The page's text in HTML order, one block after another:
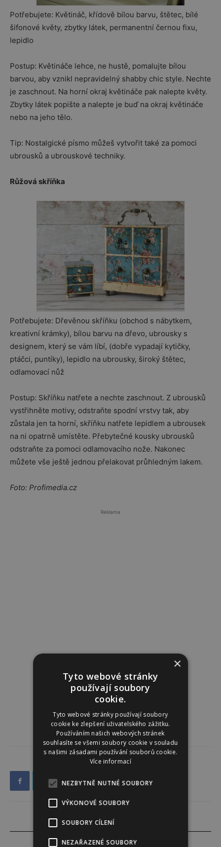
Potřebujete: Květináč, křídově bílou barvu, štětec, bílé
šifonové květy, zbytky látek, permanentní černou fixu,
lepidlo
Postup: Květináče lehce, ne hustě, pomalujte bílou
barvou, aby vznikl nepravidelný shabby chic style. Nechte
je zaschnout. Na horní okraj květináče pak nalepte květy.
Zbytky látek popište a nalepte je buď na okraj květináče
nebo na jeho tělo.
Tip: Nostalgické písmo můžeš vytvořit také za pomoci
ubrousků a ubrouskové techniky.
Růžová skříňka
Potřebujete: Dřevěnou skříňku (obchod s nábytkem,
kreativní krámky), bílou barvu na dřevo, ubrousky s
designem, který se vám líbí, (dobře vypadají kytičky,
ptáčci, puntíky), lepidlo na ubrousky, široký štětec,
odlamovací nůž
Postup: Skříňku natřete a nechte zaschnout. Z ubrousků
vystřihněte motivy, odstraňte spodní vrstvy tak, aby
zůstala jen ta horní, skříňku natřete lepidlem a ubrousek
na ni opatrně umístěte. Přebytečné kousky ubrousků
odstraňte za pomoci odlamovacího nože. Nakonec
můžete vše ještě jednou přelakovat průhledným lakem.
Foto: Profimedia.cz
Reklama
×
Tyto webové stránky
používají soubory
cookie.
Tyto webové stránky používají soubory
cookie ke zlepšení uživatelského zážitku.
Používáním našich webových stránek
souhlasíte se všemi soubory cookie v souladu
s našimi zásadami používání souborů cookie.
Více informací
NEZBYTNĚ NUTNÉ SOUBORY
VÝKONOVÉ SOUBORY
SOUBORY CÍLENÍ
NEZAŘAZENÉ SOUBORY